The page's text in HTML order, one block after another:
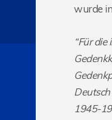
wurde
“Für
1945-